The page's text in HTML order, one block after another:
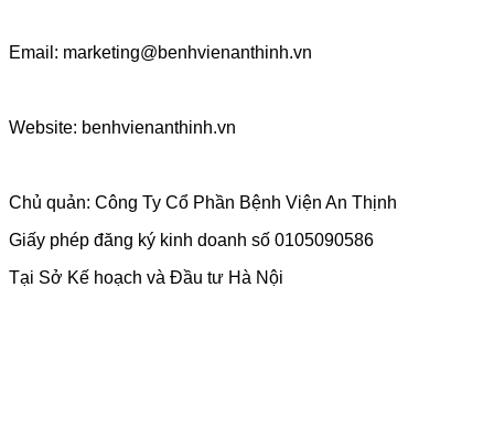
Email: marketing@benhvienanthinh.vn
Website: benhvienanthinh.vn
Chủ quản: Công Ty Cổ Phần Bệnh Viện An Thịnh
Giấy phép đăng ký kinh doanh số 0105090586
Tại Sở Kế hoạch và Đầu tư Hà Nội